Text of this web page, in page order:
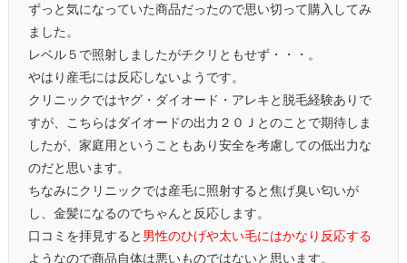
ずっと気になっていた商品だったので思い切って購入してみ
ました。
レベル５で照射しましたがチクリともせず・・・。
やはり産毛には反応しないようです。
クリニックではヤグ・ダイオード・アレキと脱毛経験ありで
すが、こちらはダイオードの出力２０Ｊとのことで期待しま
したが、家庭用ということもあり安全を考慮しての低出力な
のだと思います。
ちなみにクリニックでは産毛に照射すると焦げ臭い匂いが
し、金髪になるのでちゃんと反応します。
口コミを拝見すると 男性のひげや太い毛にはかなり反応する
ようなので商品自体は悪いものではないと思います。